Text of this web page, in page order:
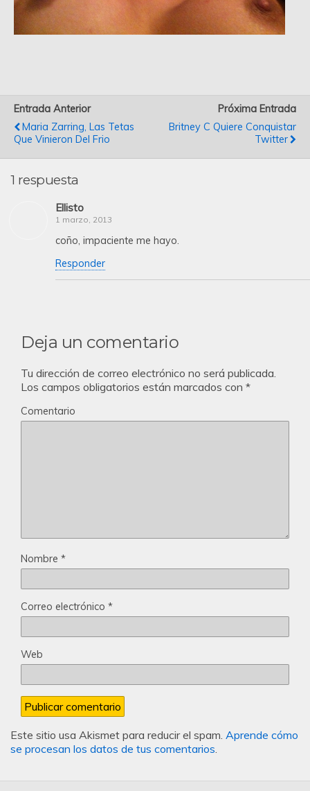
Entrada Anterior
Maria Zarring, Las Tetas
Que Vinieron Del Frio
Próxima Entrada
Britney C Quiere Conquistar
Twitter
1 respuesta
Ellisto
1 marzo, 2013
coño, impaciente me hayo.
Responder
Deja un comentario
Tu dirección de correo electrónico no será publicada.
Los campos obligatorios están marcados con *
Comentario
Nombre *
Correo electrónico *
Web
Este sitio usa Akismet para reducir el spam. Aprende cómo
se procesan los datos de tus comentarios